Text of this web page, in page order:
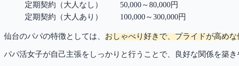
定期契約（大人なし）
50,000～80,000円
定期契約（大人あり）
100,000～300,000円
仙台のパパの特徴としては、 おしゃべり好きで、プライドが高めな
パパ活女子が自己主張をしっかりと行うことで、良好な関係を築き